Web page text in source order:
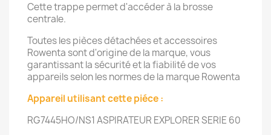
Cette trappe permet d'accéder à la brosse
centrale.
Toutes les pièces détachées et accessoires
Rowenta sont d'origine de la marque, vous
garantissant la sécurité et la fiabilité de vos
appareils selon les normes de la marque Rowenta
Appareil utilisant cette piéce :
RG7445HO/NS1ASPIRATEUR EXPLORER SERIE 60